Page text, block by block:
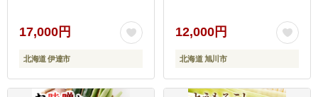
り 甘い めぐみ 産地直送
道産 送料無料[55250829]
17,000円
北海道 伊達市
トコーン 産地直送 バーベ
キュー BBQ コーン 旬 お
取り寄せ 旭川市 北海道
】_01708
12,000円
北海道 旭川市